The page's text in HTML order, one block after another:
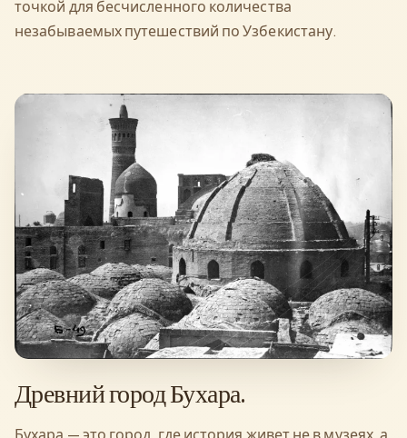
точкой для бесчисленного количества
незабываемых путешествий по Узбекистану.
Древний город Бухара.
Бухара — это город, где история живет не в музеях, а